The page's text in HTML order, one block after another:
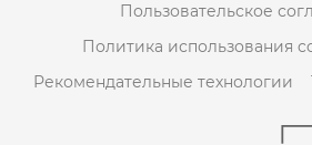
Пользовательское
Политика использования
Рекомендательные технологии